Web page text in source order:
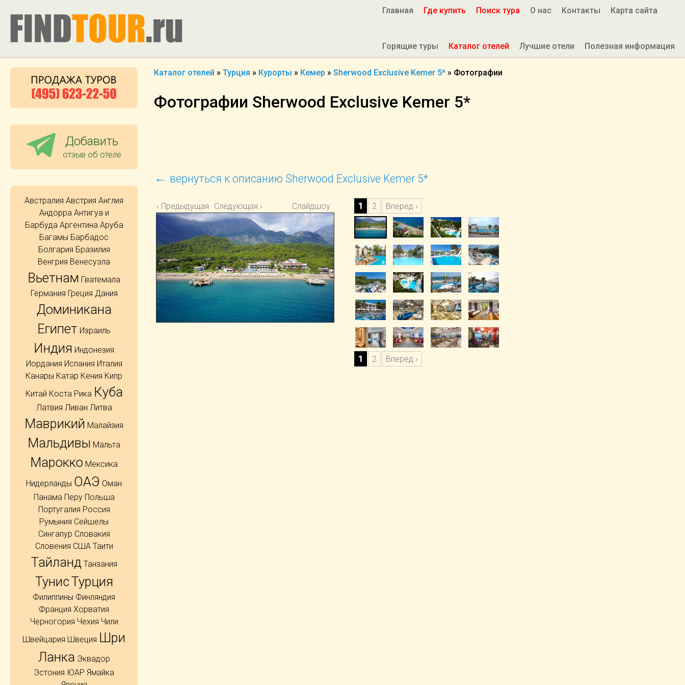
Главная Где купить Поиск тура О нас Контакты Карта сайта
Горящие туры Каталог отелей Лучшие отели Полезная информация
Каталог отелей » Турция » Курорты » Кемер » Sherwood Exclusive Kemer 5* » Фотографии
Фотографии Sherwood Exclusive Kemer 5*
← вернуться к описанию Sherwood Exclusive Kemer 5*
‹ Предыдущая Следующая › Слайдшоу 1 2 Вперед ›
1 2 Вперед ›
Добавить
отзыв об отеле
Австралия Австрия Англия
Андорра Антигуа и
Барбуда Аргентина Аруба
Багамы Барбадос
Болгария Бразилия
Венгрия Венесуэла
Вьетнам Гватемала
Германия Греция Дания
Доминикана
Египет Израиль
Индия Индонезия
Иордания Испания Италия
Канары Катар Кения Кипр
Китай Коста Рика Куба
Латвия Ливан Литва
Маврикий Малайзия
Мальдивы Мальта
Марокко Мексика
Нидерланды ОАЭ Оман
Панама Перу Польша
Португалия Россия
Румыния Сейшелы
Сингапур Словакия
Словения США Таити
Тайланд Танзания
ТунисТурция
Филиппины Финляндия
Франция Хорватия
Черногория Чехия Чили
Швейцария Швеция Шри
Ланка Эквадор
Эстония ЮАР Ямайка